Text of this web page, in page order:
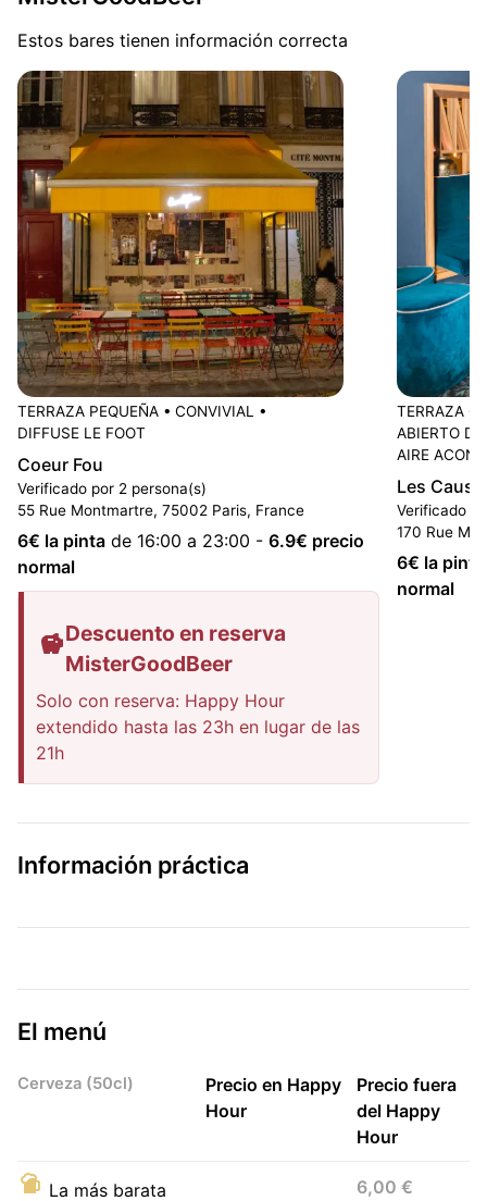
Estos bares tienen información correcta
TERRAZA PEQUEÑA • CONVIVIAL
•
DIFFUSE LE FOOT
Coeur Fou
Verificado por 2 persona(s)
55 Rue Montmartre, 75002 Paris, France
6€ la pinta de 16:00 a 23:00 - 6.9€ precio
normal
Descuento en reserva
MisterGoodBeer
Solo con reserva: Happy Hour
extendido hasta las 23h en lugar de las
21h
TERRAZA
ABIERTO
AIRE
Les
Verificado
170 Rue
6€ la pinta
normal
Información práctica
El menú
Cerveza (50cl)
Precio en Happy
Hour
Precio fuera
del Happy
Hour
La más barata 6,00 €